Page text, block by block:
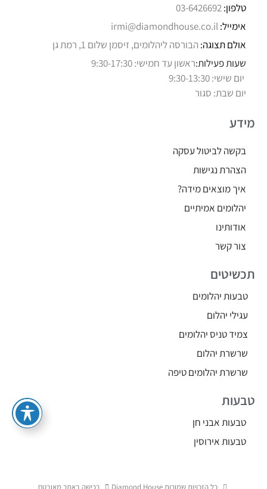
טלפון:03-6426692
אימייל:irmi@diamondhouse.co.il
אולם תצוגה: הבורסה ליהלומים, זיסמן שלום 1, רמת גן
שעות פעילות:ראשון עד חמישי: 9:30-17:30
יום שישי: 9:30-13:30
יום שבת: סגור
מידע
בקשה לביטול עסקה
הצהרת נגישות
איך מוצאים מידה?
יהלומים אמיתיים
אודותינו
צור קשר
תכשיטים
טבעות יהלומים
עגילי יהלום
צמיד טניס יהלומים
שרשרת יהלום
שרשרת יהלומים טיפה
טבעות
טבעות אבני חן
טבעות אירוסין